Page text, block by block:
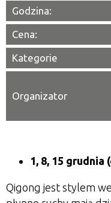
Godzina:
Cena:
Kategorie
Organizator
1, 8, 15 grudnia
Qigong jest stylem